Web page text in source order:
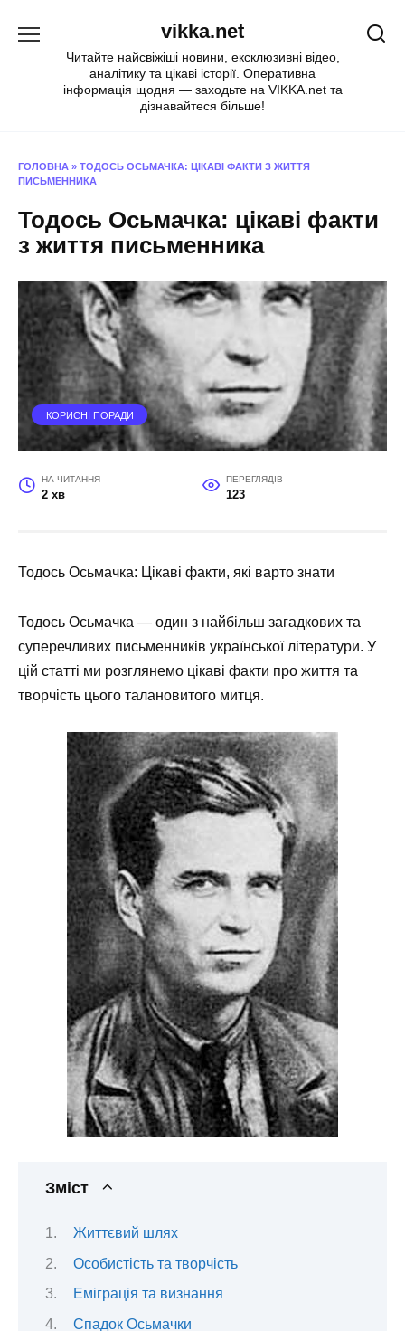
vikka.net
Читайте найсвіжіші новини, ексклюзивні відео,
аналітику та цікаві історії. Оперативна
інформація щодня — заходьте на VIKKA.net та
дізнавайтеся більше!
ГОЛОВНА » ТОДОСЬ ОСЬМАЧКА: ЦІКАВІ ФАКТИ З ЖИТТЯ
ПИСЬМЕННИКА
Тодось Осьмачка: цікаві факти
з життя письменника
КОРИСНІ ПОРАДИ
НА ЧИТАННЯ
2 хв
ПЕРЕГЛЯДІВ
123
Тодось Осьмачка: Цікаві факти, які варто знати
Тодось Осьмачка — один з найбільш загадкових та
суперечливих письменників української літератури. У
цій статті ми розглянемо цікаві факти про життя та
творчість цього талановитого митця.
Зміст
Життєвий шлях
Особистість та творчість
Еміграція та визнання
Спадок Осьмачки